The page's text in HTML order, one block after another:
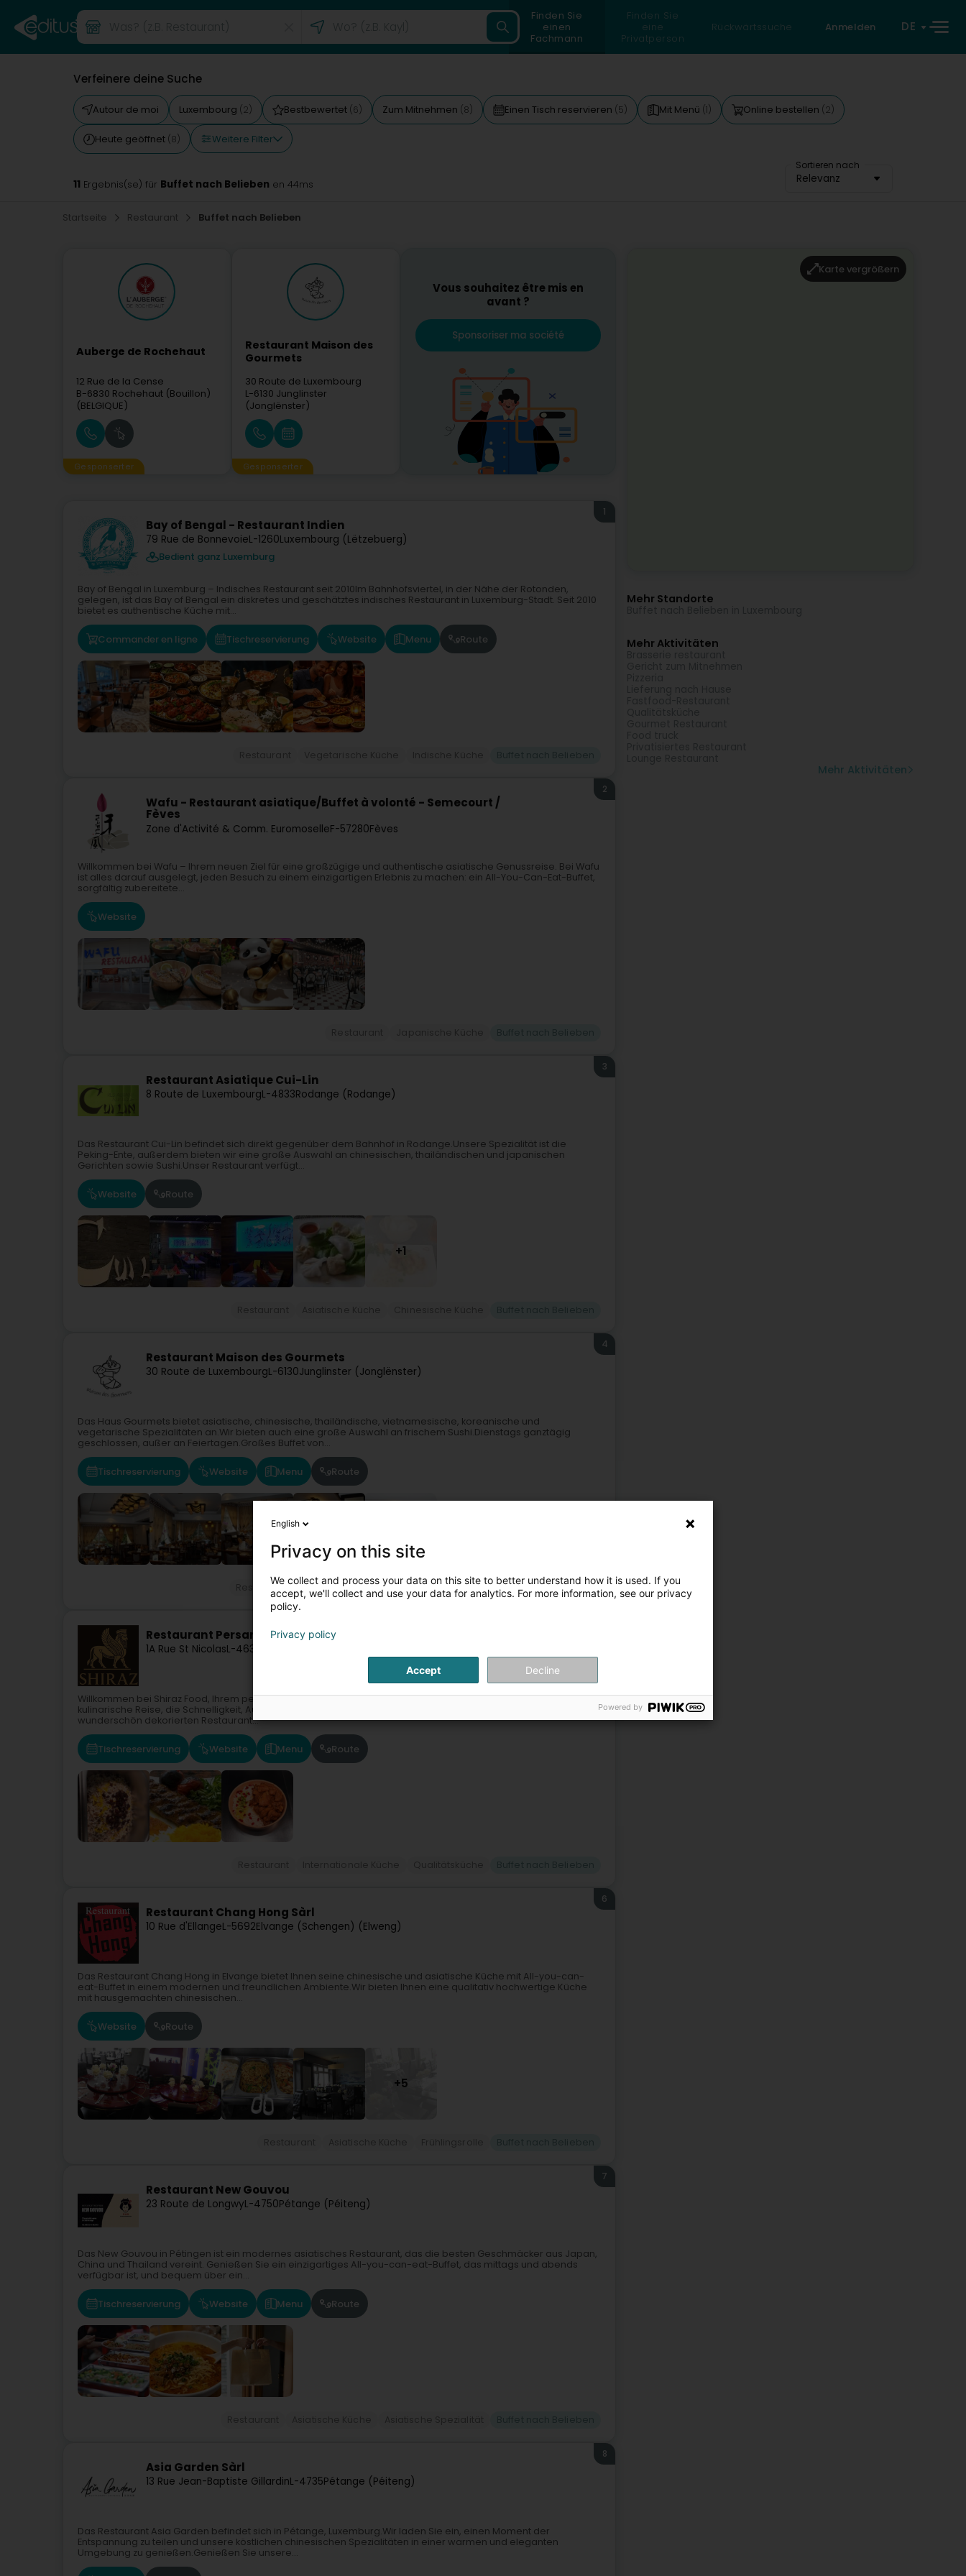
Finden Sie
einen
Fachmann
Finden Sie
eine
Privatperson
Rückwärtssuche Anmelden DE
Verfeinere deine Suche
Autour de moi Luxembourg (2) Bestbewertet (6) Zum Mitnehmen (8) Einen Tisch reservieren (5) Mit Menü (1) Online bestellen (2)
Heute geöffnet (8) Weitere Filter
Sortieren nach
Relevanz
11 Ergebnis(se) für Buffet nach Belieben en 44ms
Startseite Restaurant Buffet nach Belieben
Auberge de Rochehaut
12 Rue de la Cense
B-6830 Rochehaut (Bouillon)
(BELGIQUE)
Gesponserter
Restaurant Maison des
Gourmets
30 Route de Luxembourg
L-6130 Junglinster
(Jonglënster)
Gesponserter
Vous souhaitez être mis en
avant ?
Sponsoriser ma société
Bay of Bengal - Restaurant Indien
79 Rue de BonnevoieL-1260Luxembourg (Lëtzebuerg)
Bedient ganz Luxemburg
1
Bay of Bengal in Luxemburg – Indisches Restaurant seit 2010Im Bahnhofsviertel, in der Nähe der Rotonden,
gelegen, ist das Bay of Bengal ein diskretes und geschätztes indisches Restaurant in Luxemburg-Stadt. Seit 2010
bietet es authentische Küche mit...
Commander en ligne Tischreservierung Website Menu Route
Wafu - Restaurant asiatique/Buffet à volonté - Semecourt /
Fèves
Zone d'Activité & Comm. EuromoselleF-57280Fèves
2
Willkommen bei Wafu – Ihrem neuen Ziel für eine großzügige und authentische asiatische Genussreise. Bei Wafu
ist alles darauf ausgelegt, jeden Besuch zu einem einzigartigen Erlebnis zu machen: ein All-You-Can-Eat-Buffet,
sorgfältig zubereitete...
Website
Restaurant Asiatique Cui-Lin
8 Route de LuxembourgL-4833Rodange (Rodange)
3
Das Restaurant Cui-Lin befindet sich direkt gegenüber dem Bahnhof in Rodange.Unsere Spezialität ist die
Peking-Ente, außerdem bieten wir eine große Auswahl an chinesischen, thailändischen und japanischen
Gerichten sowie Sushi.Unser Restaurant verfügt...
Website Route
+1
Restaurant Maison des Gourmets
30 Route de LuxembourgL-6130Junglinster (Jonglënster)
4
Das Haus Gourmets bietet asiatische, chinesische, thailändische, vietnamesische, koreanische und
vegetarische Spezialitäten an.Wir bieten auch eine große Auswahl an frischem Sushi.Dienstags ganztägig
geschlossen, außer an Feiertagen.Großes Buffet von...
Tischreservierung Website Menu Route
Restaurant Asiatische Küche Koreanische Küche Buffet nach Belieben
Restaurant Persan Halal - Shiraz Food
1A Rue St NicolasL-4636
Willkommen bei Shiraz Food, Ihrem persischen Halal-Restaurant in Differdange! Erleben Sie eine einzigartige
kulinarische Reise, die Schnelligkeit, Authentizität und die köstlichen Aromen Irans vereint. In unserem
wunderschön dekorierten Restaurant...
Tischreservierung Website Menu Route
Restaurant Chang Hong Sàrl
10 Rue d'EllangeL-5692Elvange (Schengen) (Elweng)
6
Das Restaurant Chang Hong in Elvange bietet Ihnen seine chinesische und asiatische Küche mit All-you-can-
eat-Buffet in einem modernen und freundlichen Ambiente.Wir bieten Ihnen eine qualitativ hochwertige Küche
mit hausgemachten chinesischen...
Website Route
+5
Restaurant New Gouvou
23 Route de LongwyL-4750Pétange (Péiteng)
7
Das New Gouvou in Pétingen ist ein modernes asiatisches Restaurant, das die besten Geschmäcker aus Japan,
China und Thailand vereint. Genießen Sie ein einzigartiges All-you-can-eat-Buffet, das mittags und abends
verfügbar ist, und bequem über ein...
Tischreservierung Website Menu Route
Asia Garden Sàrl
13 Rue Jean-Baptiste GillardinL-4735Pétange (Péiteng)
8
Das Restaurant Asia Garden befindet sich in Pétange, Luxemburg.Wir laden Sie ein, einen Moment der
Entspannung zu teilen und unsere köstlichen chinesischen Spezialitäten in einer warmen und eleganten
Umgebung zu genießen.Genießen Sie unsere...
Karte vergrößern
Mehr Standorte
Mehr Aktivitäten
Mehr Aktivitäten
English
Privacy on this site
We collect and process your data on this site to better understand how it is used. If you
accept, we'll collect and use your data for analytics. For more information, see our privacy
policy.
Privacy policy
Accept Decline
Powered by